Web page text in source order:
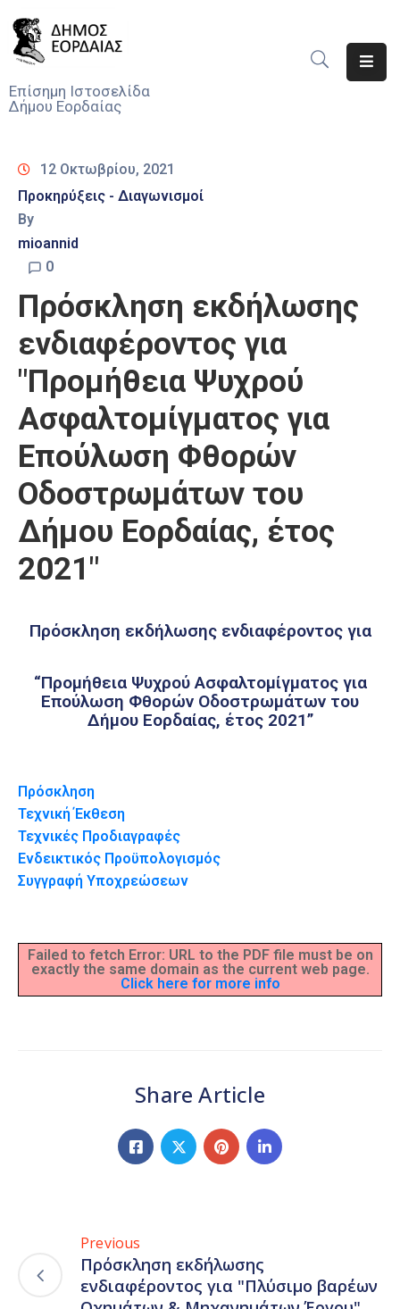
Επίσημη Ιστοσελίδα
Δήμου Εορδαίας
Νέα
Υπηρεσίες
Του
Δήμου
Προσκλήσεις
Αποφάσεις
Τηλέφωνα
Καιρός
12 Οκτωβρίου, 2021
Προκηρύξεις - Διαγωνισμοί
By
mioannid
0
Πρόσκληση εκδήλωσης
ενδιαφέροντος για
"Προμήθεια Ψυχρού
Ασφαλτομίγματος για
Επούλωση Φθορών
Οδοστρωμάτων του
Δήμου Εορδαίας, έτος
2021"
Πρόσκληση εκδήλωσης ενδιαφέροντος για
“Προμήθεια Ψυχρού Ασφαλτομίγματος για
Επούλωση Φθορών Οδοστρωμάτων του
Δήμου Εορδαίας, έτος 2021”
Πρόσκληση
Τεχνική Έκθεση
Τεχνικές Προδιαγραφές
Ενδεικτικός Προϋπολογισμός
Συγγραφή Υποχρεώσεων
Failed to fetch Error: URL to the PDF file must be on
exactly the same domain as the current web page.
Click here for more info
Share Article
Previous
Πρόσκληση εκδήλωσης
ενδιαφέροντος για "Πλύσιμο βαρέων